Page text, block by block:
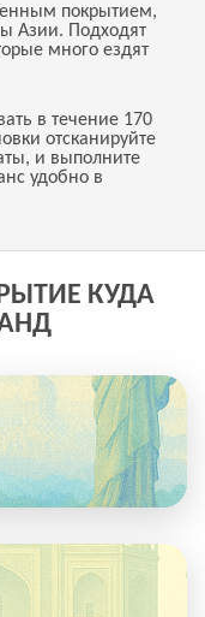
покрытием,
Азии. Подходят
много ездят
в течение 170
отсканируйте
и выполните
удобно в
КУДА